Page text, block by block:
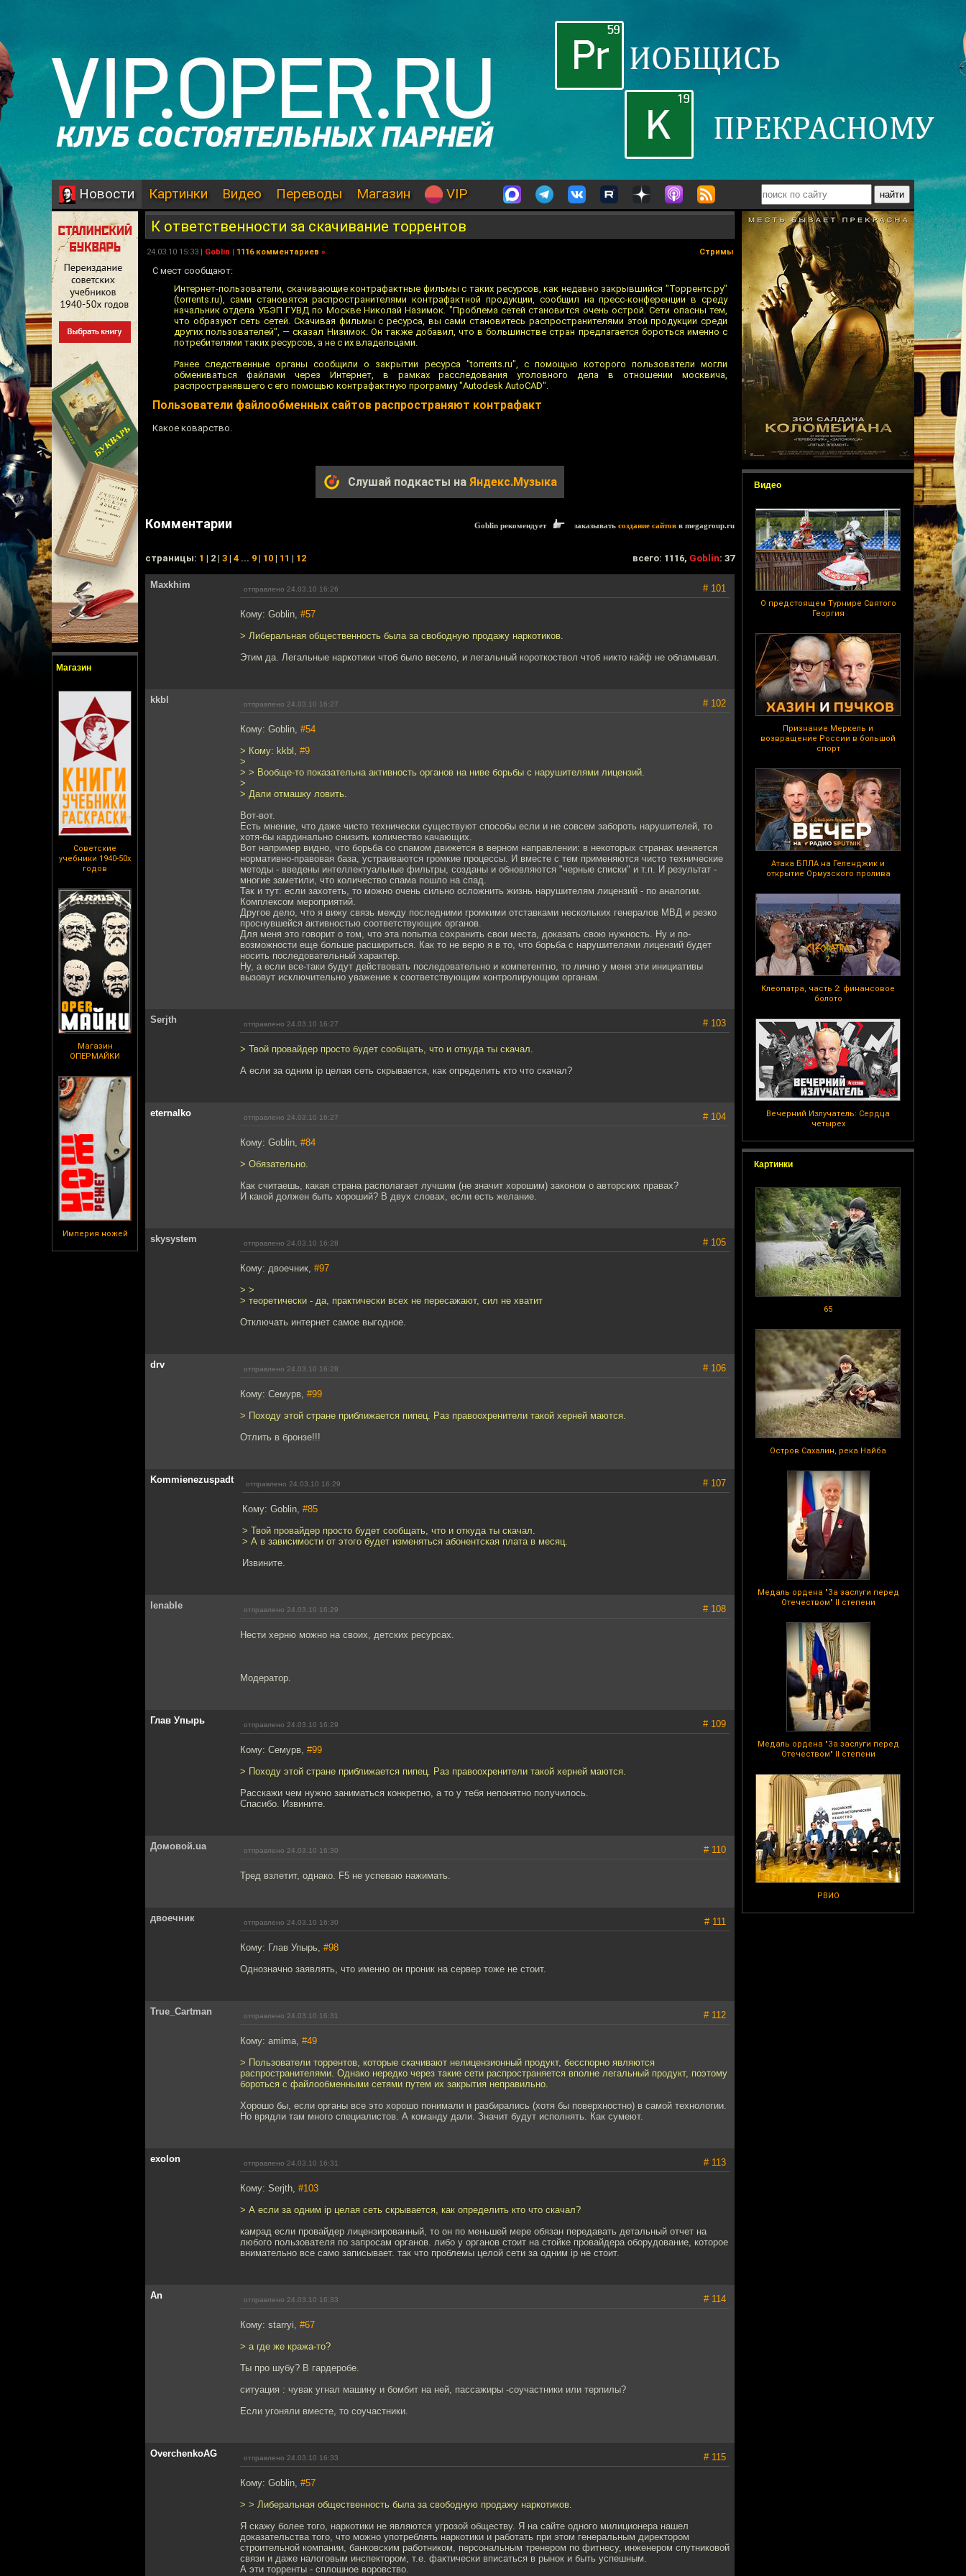
Новости Картинки Видео Переводы Магазин VIP
Магазин
Советские
учебники 1940-50х
годов
Магазин
ОПЕРМАЙКИ
Империя ножей
Видео
О предстоящем Турнире Святого
Георгия
Признание Меркель и
возвращение России в большой
спорт
Атака БПЛА на Геленджик и
открытие Ормузского пролива
Клеопатра, часть 2: финансовое
болото
Вечерний Излучатель: Сердца
четырех
Картинки
65
Остров Сахалин, река Найба
Медаль ордена "За заслуги перед
Отечеством" II степени
Медаль ордена "За заслуги перед
Отечеством" II степени
РВИО
К ответственности за скачивание торрентов
24.03.10 15:33 | Goblin | 1116 комментариев » Стримы
C мест сообщают:
Интернет-пользователи, скачивающие контрафактные фильмы с таких ресурсов, как недавно закрывшийся "Торрентс.ру"
(torrents.ru), сами становятся распространителями контрафактной продукции, сообщил на пресс-конференции в среду
начальник отдела УБЭП ГУВД по Москве Николай Назимок. "Проблема сетей становится очень острой. Сети опасны тем,
что образуют сеть сетей. Скачивая фильмы с ресурса, вы сами становитесь распространителями этой продукции среди
других пользователей", — сказал Низимок. Он также добавил, что в большинстве стран предлагается бороться именно с
потребителями таких ресурсов, а не с их владельцами.
Ранее следственные органы сообщили о закрытии ресурса "torrents.ru", с помощью которого пользователи могли
обмениваться файлами через Интернет, в рамках расследования уголовного дела в отношении москвича,
распространявшего с его помощью контрафактную программу "Autodesk AutoCAD".
Пользователи файлообменных сайтов распространяют контрафакт
Какое коварство.
Слушай подкасты на Яндекс.Музыка
Комментарии Goblin рекомендует заказывать создание сайтов в megagroup.ru
cтраницы: 1 | 2 | 3 | 4 ... 9 | 10 | 11 | 12 всего: 1116, Goblin: 37
Maxkhim отправлено 24.03.10 16:26 # 101
Кому: Goblin, #57
> Либеральная общественность была за свободную продажу наркотиков.
Этим да. Легальные наркотики чтоб было весело, и легальный короткоствол чтоб никто кайф не обламывал.
kkbl отправлено 24.03.10 16:27 # 102
Кому: Goblin, #54
> Кому: kkbl, #9
>
> > Вообще-то показательна активность органов на ниве борьбы с нарушителями лицензий.
>
> Дали отмашку ловить.
Вот-вот.
Есть мнение, что даже чисто технически существуют способы если и не совсем забороть нарушителей, то
хотя-бы кардинально снизить количество качающих.
Вот например видно, что борьба со спамом движется в верном направлении: в некоторых странах меняется
нормативно-правовая база, устраиваются громкие процессы. И вместе с тем применяются чисто технические
методы - введены интеллектуальные фильтры, созданы и обновляются "черные списки" и т.п. И результат -
многие заметили, что количество спама пошло на спад.
Так и тут: если захотеть, то можно очень сильно осложнить жизнь нарушителям лицензий - по аналогии.
Комплексом мероприятий.
Другое дело, что я вижу связь между последними громкими отставками нескольких генералов МВД и резко
проснувшейся активностью соответствующих органов.
Для меня это говорит о том, что эта попытка сохранить свои места, доказать свою нужность. Ну и по-
возможности еще больше расшириться. Как то не верю я в то, что борьба с нарушителями лицензий будет
носить последовательный характер.
Ну, а если все-таки будут действовать последовательно и компетентно, то лично у меня эти инициативы
вызовут исключительно уважение к соответствующим контролирующим органам.
Serjth отправлено 24.03.10 16:27 # 103
> Твой провайдер просто будет сообщать, что и откуда ты скачал.
А если за одним ip целая сеть скрывается, как определить кто что скачал?
eternalko отправлено 24.03.10 16:27 # 104
Кому: Goblin, #84
> Обязательно.
Как считаешь, какая страна располагает лучшим (не значит хорошим) законом о авторских правах?
И какой должен быть хороший? В двух словах, если есть желание.
skysystem отправлено 24.03.10 16:28 # 105
Кому: двоечник, #97
> >
> теоретически - да, практически всех не пересажают, сил не хватит
Отключать интернет самое выгодное.
drv отправлено 24.03.10 16:28 # 106
Кому: Семурв, #99
> Походу этой стране приближается пипец. Раз правоохренители такой херней маются.
Отлить в бронзе!!!
Kommienezuspadt отправлено 24.03.10 16:29 # 107
Кому: Goblin, #85
> Твой провайдер просто будет сообщать, что и откуда ты скачал.
> А в зависимости от этого будет изменяться абонентская плата в месяц.
Извините.
lenable отправлено 24.03.10 16:29 # 108
Нести херню можно на своих, детских ресурсах.
Модератор.
Глав Упырь отправлено 24.03.10 16:29 # 109
Кому: Семурв, #99
> Походу этой стране приближается пипец. Раз правоохренители такой херней маются.
Расскажи чем нужно заниматься конкретно, а то у тебя непонятно получилось.
Спасибо. Извините.
Домовой.ua отправлено 24.03.10 16:30 # 110
Тред взлетит, однако. F5 не успеваю нажимать.
двоечник отправлено 24.03.10 16:30 # 111
Кому: Глав Упырь, #98
Однозначно заявлять, что именно он проник на сервер тоже не стоит.
True_Cartman отправлено 24.03.10 16:31 # 112
Кому: amima, #49
> Пользователи торрентов, которые скачивают нелицензионный продукт, бесспорно являются
распространителями. Однако нередко через такие сети распространяется вполне легальный продукт, поэтому
бороться с файлообменными сетями путем их закрытия неправильно.
Хорошо бы, если органы все это хорошо понимали и разбирались (хотя бы поверхностно) в самой технологии.
Но врядли там много специалистов. А команду дали. Значит будут исполнять. Как сумеют.
exolon отправлено 24.03.10 16:31 # 113
Кому: Serjth, #103
> А если за одним ip целая сеть скрывается, как определить кто что скачал?
камрад если провайдер лицензированный, то он по меньшей мере обязан передавать детальный отчет на
любого пользователя по запросам органов. либо у органов стоит на стойке провайдера оборудование, которое
внимательно все само записывает. так что проблемы целой сети за одним ip не стоит.
An отправлено 24.03.10 16:33 # 114
Кому: starryi, #67
> а где же кража-то?
Ты про шубу? В гардеробе.
ситуация : чувак угнал машину и бомбит на ней, пассажиры -соучастники или терпилы?
Если угоняли вместе, то соучастники.
OverchenkoAG отправлено 24.03.10 16:33 # 115
Кому: Goblin, #57
> > Либеральная общественность была за свободную продажу наркотиков.
Я скажу более того, наркотики не являются угрозой обществу. Я на сайте одного милиционера нашел
доказательства того, что можно употреблять наркотики и работать при этом генеральным директором
строительной компании, банковским работником, персональным тренером по фитнесу, инженером спутниковой
связи и даже налоговым инспектором, т.е. фактически вписаться в рынок и быть успешным.
А эти торренты - сплошное воровство.